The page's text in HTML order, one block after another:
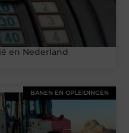
en Nederland
BANEN EN OPLEIDINGEN